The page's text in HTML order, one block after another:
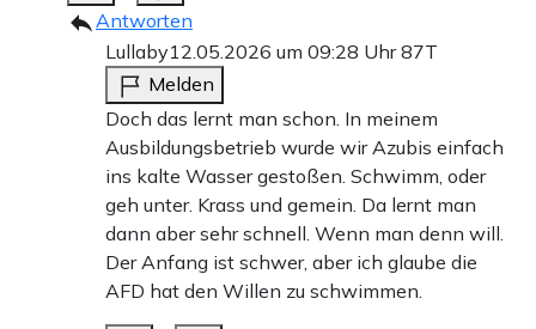
Antworten
Lullaby12.05.2026 um 09:28 Uhr87T
Melden
Doch das lernt man schon. In meinem
Ausbildungsbetrieb wurde wir Azubis einfach
ins kalte Wasser gestoßen. Schwimm, oder
geh unter. Krass und gemein. Da lernt man
dann aber sehr schnell. Wenn man denn will.
Der Anfang ist schwer, aber ich glaube die
AFD hat den Willen zu schwimmen.